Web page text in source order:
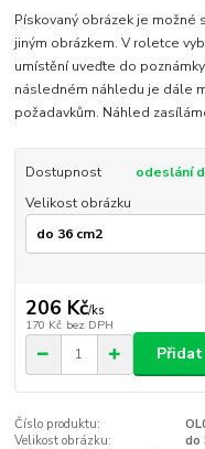
Pískovaný obrázek je
jiným obrázkem. V roletce
umístění uveďte do
následném náhledu je dále
požadavkům. Náhled
Dostupnost
odeslání
Velikost obrázku
206 Kč/ks
170 Kč bez DPH
Číslo produktu:
Velikost obrázku:
do